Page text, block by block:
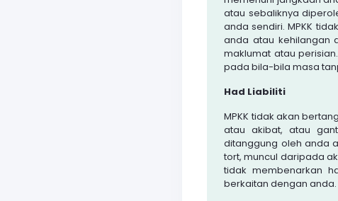
atau sebaliknya
anda sendiri. MPKK
anda atau kehilangan
maklumat atau
pada bila-bila masa
Had Liabiliti
MPKK tidak akan
atau akibat, atau
ditanggung oleh anda
tort, muncul daripada
tidak membenarkan
berkaitan dengan anda.